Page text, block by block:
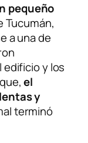
pequeño
Tucumán,
a una de
edificio y los
el
y
terminó